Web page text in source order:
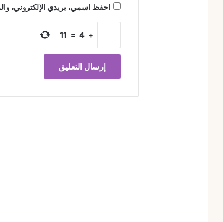
احفظ اسمي، بريدي الإلكتروني،
+
4
=
11